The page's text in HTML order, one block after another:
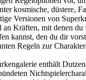
kosmische, düstere,
Versionen von
Kräften, mit denen du
kannst, den du dir
Regeln zur
enthält